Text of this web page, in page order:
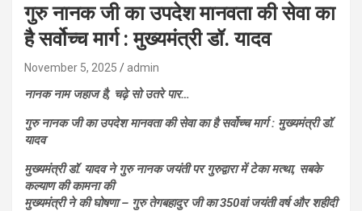
गुरु नानक जी का उपदेश मानवता की सेवा का
है सर्वोच्च मार्ग : मुख्यमंत्री डॉ. यादव
November 5, 2025 admin
नानक नाम जहाज है, चढ़े सो उतरे पार…
गुरु नानक जी का उपदेश मानवता की सेवा का है सर्वोच्च मार्ग : मुख्यमंत्री डॉ.
यादव
मुख्यमंत्री डॉ. यादव ने गुरु नानक जयंती पर गुरुद्वारा में टेका मत्था, सबके
कल्याण की कामना की
मुख्यमंत्री ने की घोषणा – गुरु तेगबहादुर जी का 350वां जयंती वर्ष और शहीदी